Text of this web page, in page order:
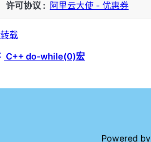
许可协议
阿里云大使 - 优惠券
转载
C++ do-while(0)宏
Powered by